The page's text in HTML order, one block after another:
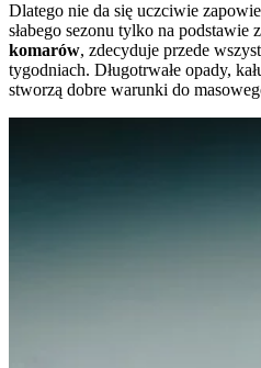
Dlatego nie da się uczciwie
słabego sezonu tylko na podstawie
komarów, zdecyduje przede
tygodniach. Długotrwałe opady,
stworzą dobre warunki do